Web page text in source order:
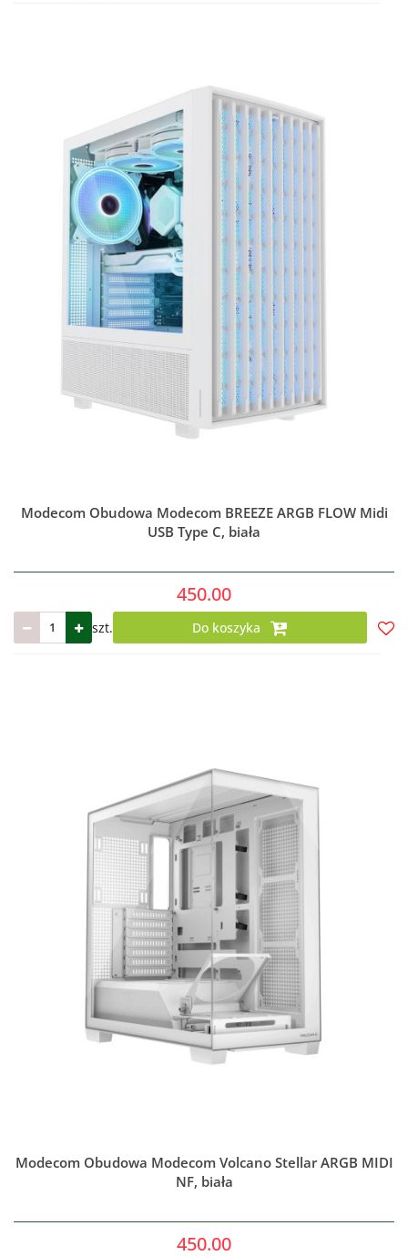
Modecom Obudowa Modecom BREEZE ARGB FLOW Midi
USB Type C, biała
450.00
szt. Do koszyka
Modecom Obudowa Modecom Volcano Stellar ARGB MIDI
NF, biała
450.00